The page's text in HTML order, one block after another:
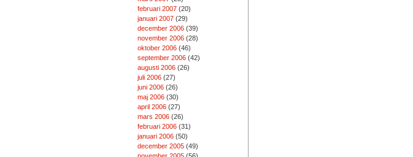
februari 2007(20)
januari 2007(29)
december 2006(39)
november 2006(28)
oktober 2006(46)
september 2006(42)
augusti 2006(26)
juli 2006(27)
juni 2006(26)
maj 2006(30)
april 2006(27)
mars 2006(26)
februari 2006(31)
januari 2006(50)
december 2005(49)